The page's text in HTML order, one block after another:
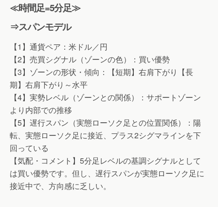
≪時間足=5分足≫
⇒スパンモデル
【1】通貨ペア：米ドル／円
【2】売買シグナル（ゾーンの色）：買い優勢
【3】ゾーンの形状・傾向：【短期】右肩下がり【長
期】右肩下がり～水平
【4】実勢レベル（ゾーンとの関係）：サポートゾーン
より内部での推移
【5】遅行スパン（実態ローソク足との位置関係）：陽
転、実態ローソク足に接近、プラス2シグマラインを下
回っている
【気配・コメント】5分足レベルの基調シグナルとして
は買い優勢です。但し、遅行スパンが実態ローソク足に
接近中で、方向感に乏しい。